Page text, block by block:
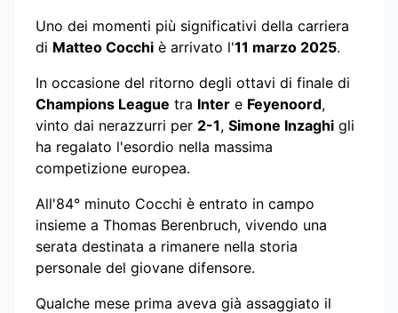
Uno dei momenti più significativi della carriera
di Matteo Cocchi è arrivato l'11 marzo 2025.
In occasione del ritorno degli ottavi di finale di
Champions League tra Inter e Feyenoord,
vinto dai nerazzurri per 2-1, Simone Inzaghi gli
ha regalato l'esordio nella massima
competizione europea.
All'84° minuto Cocchi è entrato in campo
insieme a Thomas Berenbruch, vivendo una
serata destinata a rimanere nella storia
personale del giovane difensore.
Qualche mese prima aveva già assaggiato il